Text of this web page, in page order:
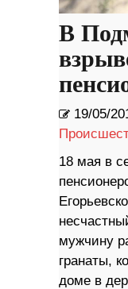
В
19/05/
18 мая в
мужчину
гранаты,
доме в